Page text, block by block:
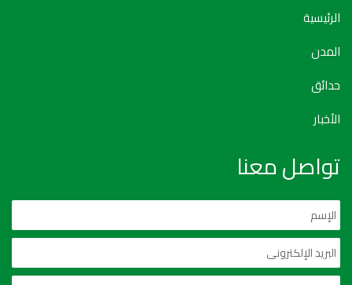
الرئيسية
المدن
حدائق
الأخبار
تواصل معنا